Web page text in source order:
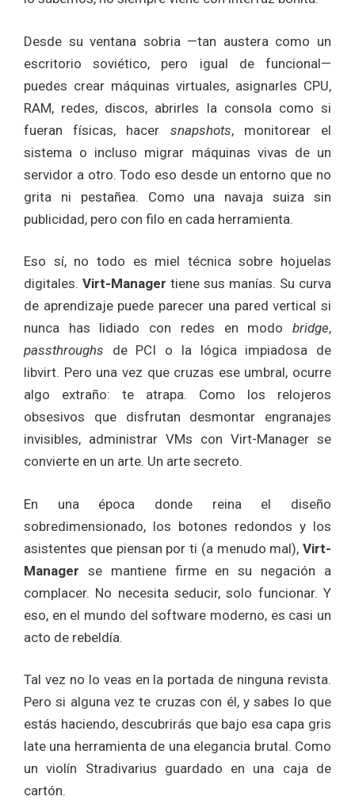
Desde su ventana sobria —tan austera como un
escritorio soviético, pero igual de funcional—
puedes crear máquinas virtuales, asignarles CPU,
RAM, redes, discos, abrirles la consola como si
fueran físicas, hacer snapshots, monitorear el
sistema o incluso migrar máquinas vivas de un
servidor a otro. Todo eso desde un entorno que no
grita ni pestañea. Como una navaja suiza sin
publicidad, pero con filo en cada herramienta.
Eso sí, no todo es miel técnica sobre hojuelas
digitales. Virt-Manager tiene sus manías. Su curva
de aprendizaje puede parecer una pared vertical si
nunca has lidiado con redes en modo bridge,
passthroughs de PCI o la lógica impiadosa de
libvirt. Pero una vez que cruzas ese umbral, ocurre
algo extraño: te atrapa. Como los relojeros
obsesivos que disfrutan desmontar engranajes
invisibles, administrar VMs con Virt-Manager se
convierte en un arte. Un arte secreto.
En una época donde reina el diseño
sobredimensionado, los botones redondos y los
asistentes que piensan por ti (a menudo mal), Virt-
Manager se mantiene firme en su negación a
complacer. No necesita seducir, solo funcionar. Y
eso, en el mundo del software moderno, es casi un
acto de rebeldía.
Tal vez no lo veas en la portada de ninguna revista.
Pero si alguna vez te cruzas con él, y sabes lo que
estás haciendo, descubrirás que bajo esa capa gris
late una herramienta de una elegancia brutal. Como
un violín Stradivarius guardado en una caja de
cartón.